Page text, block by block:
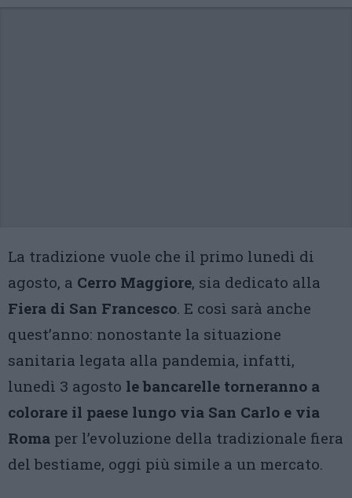
La tradizione vuole che il primo lunedì di
agosto, a Cerro Maggiore, sia dedicato alla
Fiera di San Francesco. E così sarà anche
quest’anno: nonostante la situazione
sanitaria legata alla pandemia, infatti,
lunedì 3 agosto le bancarelle torneranno a
colorare il paese lungo via San Carlo e via
Roma per l’evoluzione della tradizionale fiera
del bestiame, oggi più simile a un mercato.